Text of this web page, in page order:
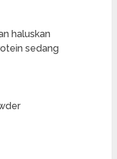
haluskan
sedang